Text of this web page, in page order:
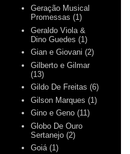
Geração Musical
Promessas (1)
Geraldo Viola &
Dino Guedes (1)
Gian e Giovani (2)
Gilberto e Gilmar
(13)
Gildo De Freitas (6)
Gilson Marques (1)
Gino e Geno (11)
Globo De Ouro
Sertanejo (2)
Goiá (1)